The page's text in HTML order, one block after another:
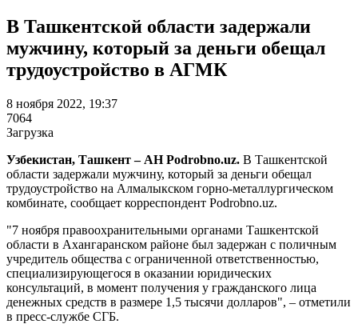
В Ташкентской области задержали
мужчину, который за деньги обещал
трудоустройство в АГМК
8 ноября 2022, 19:37
7064
Загрузка
Узбекистан, Ташкент – АН Podrobno.uz. В Ташкентской
области задержали мужчину, который за деньги обещал
трудоустройство на Алмалыкском горно-металлургическом
комбинате, сообщает корреспондент Podrobno.uz.
"7 ноября правоохранительными органами Ташкентской
области в Ахангаранском районе был задержан с поличным
учредитель общества с ограниченной ответственностью,
специализирующегося в оказании юридических
консультаций, в момент получения у гражданского лица
денежных средств в размере 1,5 тысячи долларов", – отметили
в пресс-службе СГБ.